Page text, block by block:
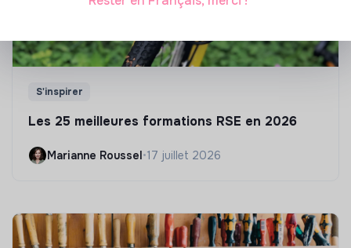
S'inspirer
Les 25 meilleures formations RSE en 2026
Marianne Roussel•17 juillet 2026